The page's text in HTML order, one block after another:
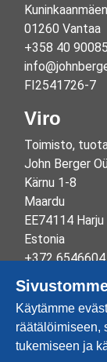
01260 Vantaa
+358 40
FI2541726-7
Viro
Toimisto,
John Berger Oü
Kärnu 1-8
Maardu
EE74114 Harju
Estonia
+372 6546604
Reg.nr
EE100332513
Käytämme
räätälöimiseen,
tukemiseen ja